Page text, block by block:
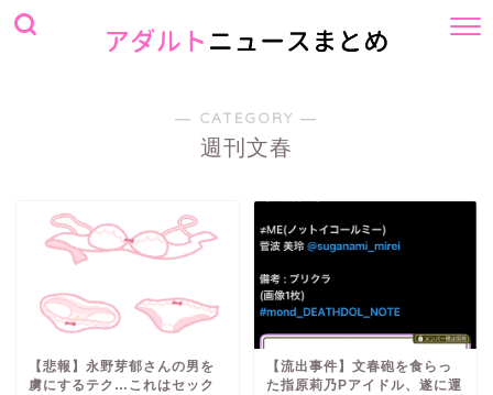
― CATEGORY ―
週刊文春
【悲報】永野芽郁さんの男を
虜にするテク…これはセック
【流出事件】文春砲を食らっ
た指原莉乃Pアイドル、遂に運